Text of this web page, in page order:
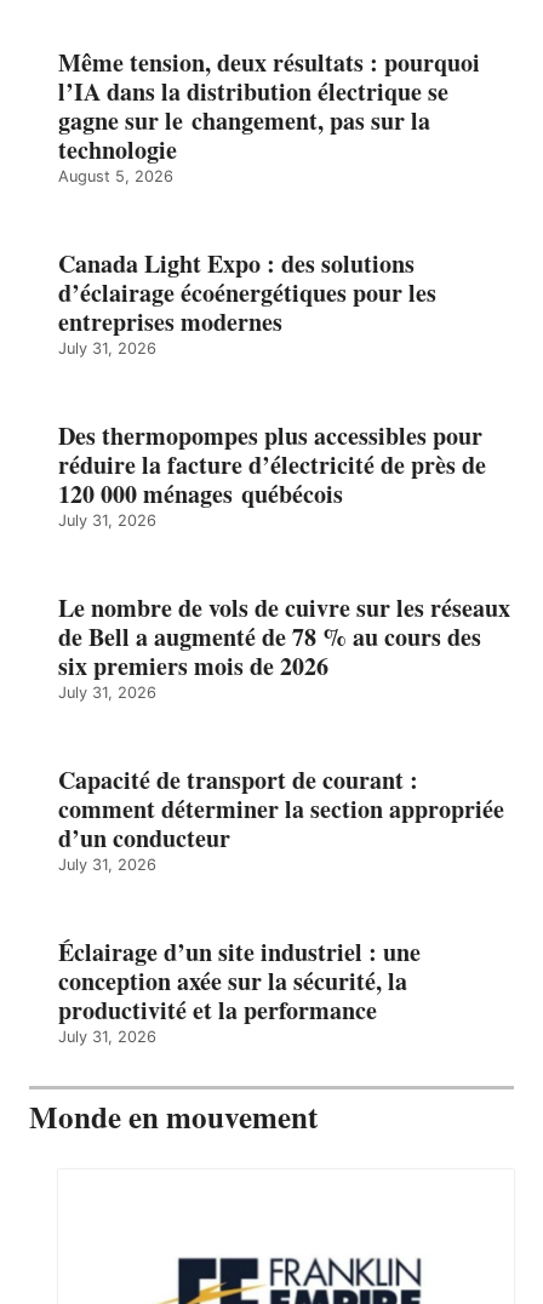
Même tension, deux résultats : pourquoi
l’IA dans la distribution électrique se
gagne sur le changement, pas sur la
technologie
August 5, 2026
Canada Light Expo : des solutions
d’éclairage écoénergétiques pour les
entreprises modernes
July 31, 2026
Des thermopompes plus accessibles pour
réduire la facture d’électricité de près de
120 000 ménages québécois
July 31, 2026
Le nombre de vols de cuivre sur les réseaux
de Bell a augmenté de 78 % au cours des
six premiers mois de 2026
July 31, 2026
Capacité de transport de courant :
comment déterminer la section appropriée
d’un conducteur
July 31, 2026
Éclairage d’un site industriel : une
conception axée sur la sécurité, la
productivité et la performance
July 31, 2026
Monde en mouvement